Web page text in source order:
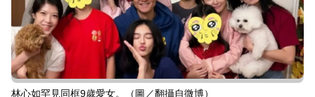
林心如罕見同框9歲愛女。（圖／翻攝自微博）